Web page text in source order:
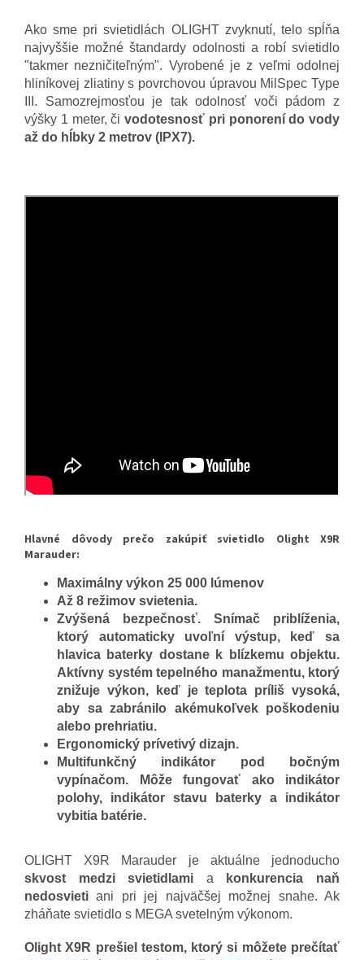
Ako sme pri svietidlách OLIGHT zvyknutí, telo spĺňa
najvyššie možné štandardy odolnosti a robí svietidlo
"takmer nezničiteľným". Vyrobené je z veľmi odolnej
hliníkovej zliatiny s povrchovou úpravou MilSpec Type
III. Samozrejmosťou je tak odolnosť voči pádom z
výšky 1 meter, či vodotesnosť pri ponorení do vody
až do hĺbky 2 metrov (IPX7).
Hlavné dôvody prečo zakúpiť svietidlo Olight X9R
Marauder:
Maximálny výkon 25 000 lúmenov
Až 8 režimov svietenia.
Zvýšená bezpečnosť. Snímač priblíženia,
ktorý automaticky uvoľní výstup, keď sa
hlavica baterky dostane k blízkemu objektu.
Aktívny systém tepelného manažmentu, ktorý
znižuje výkon, keď je teplota príliš vysoká,
aby sa zabránilo akémukoľvek poškodeniu
alebo prehriatiu.
Ergonomický prívetivý dizajn.
Multifunkčný indikátor pod bočným
vypínačom. Môže fungovať ako indikátor
polohy, indikátor stavu baterky a indikátor
vybitia batérie.
OLIGHT X9R Marauder je aktuálne jednoducho
skvost medzi svietidlami a
konkurencia naň
nedosvieti ani pri jej najväčšej možnej snahe. Ak
zháňate svietidlo s MEGA svetelným výkonom.
Olight X9R prešiel testom, ktorý si môžete prečítať